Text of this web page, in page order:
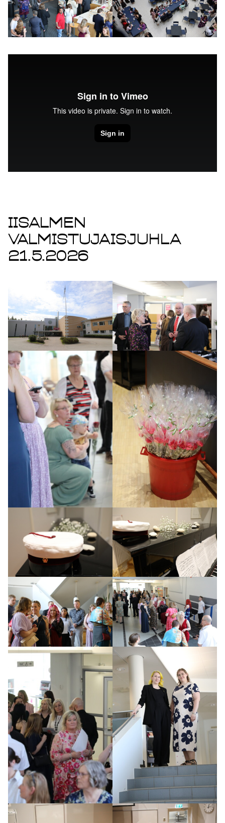
Iisalmen
valmistujaisjuhla
21.5.2026